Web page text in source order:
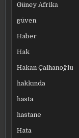
Güney Afrika
güven
Haber
Hak
Hakan Çalhanoğlu
hakkında
hasta
hastane
Hata